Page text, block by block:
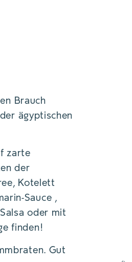
Brauch
ägyptischen
zarte
der
Kotelett
Sauce ,
oder mit
finden!
Gut